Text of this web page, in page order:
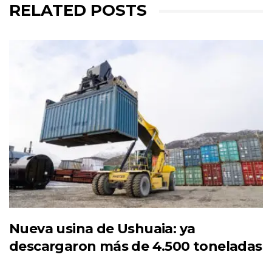
RELATED POSTS
Nueva usina de Ushuaia: ya
descargaron más de 4.500 toneladas